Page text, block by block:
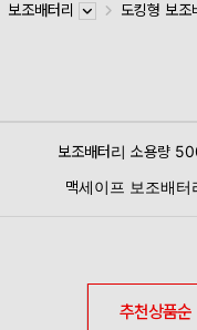
보조배터리 도킹형 보
보조배터리 소용량
맥세이프 보조배터
추천상품순